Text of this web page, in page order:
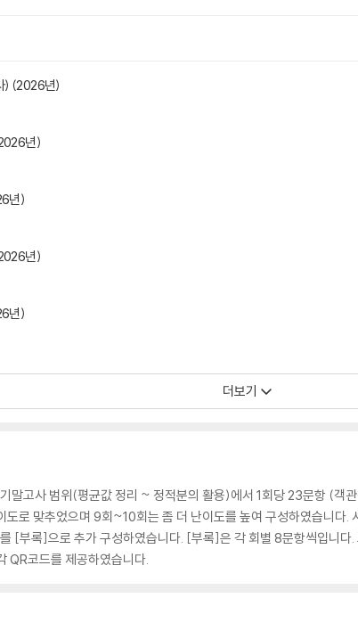
) (2026년)
년)
년)
년)
년)
더보기
기말고사 범위(평균값 정리 ~ 정적분의 활용)에서 1회당 23문항 (
로 맞추었으며 9회~10회는 좀 더 난이도를 높여 구성하였습니다.
[부록]으로 추가 구성하였습니다. [부록]은 각 회별 8문항씩입니
QR코드를 제공하였습니다.